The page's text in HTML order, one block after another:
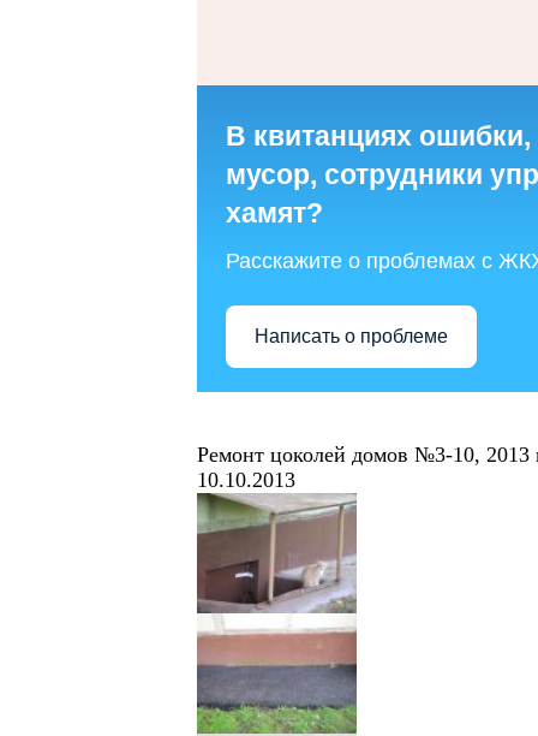
В квитанциях
мусор, сотрудники
хамят?
Расскажите о проблемах с
Написать о проблеме
Ремонт цоколей домов №3-10, 2013
10.10.2013